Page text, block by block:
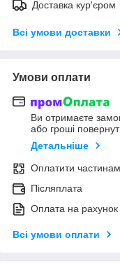
Доставка кур'єром
Всі умови доставки
Умови оплати
Ви отримаєте
або гроші
Детальніше
Оплатити
Післяплата
Оплата на рахунок
Всі умови оплати